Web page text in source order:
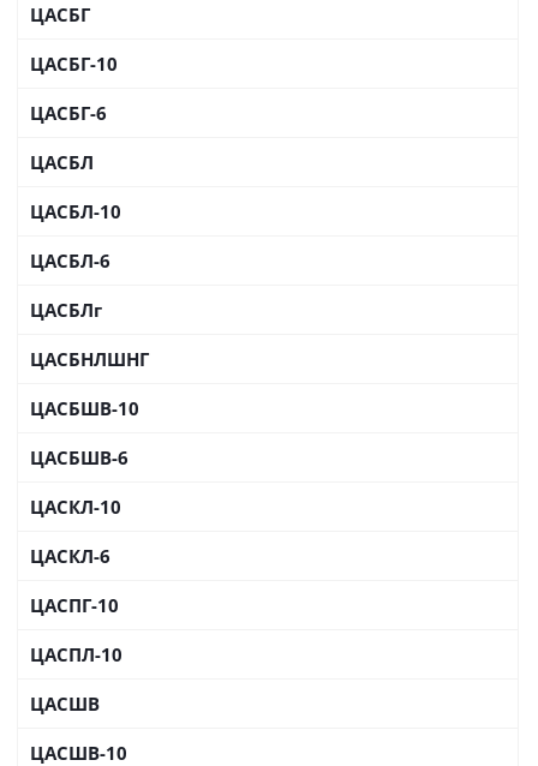
ЦАСБГ
ЦАСБГ-10
ЦАСБГ-6
ЦАСБЛ
ЦАСБЛ-10
ЦАСБЛ-6
ЦАСБЛг
ЦАСБНЛШНГ
ЦАСБШВ-10
ЦАСБШВ-6
ЦАСКЛ-10
ЦАСКЛ-6
ЦАСПГ-10
ЦАСПЛ-10
ЦАСШВ
ЦАСШВ-10